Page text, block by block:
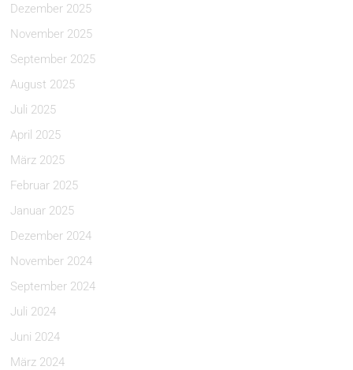
Dezember 2025
November 2025
September 2025
August 2025
Juli 2025
April 2025
März 2025
Februar 2025
Januar 2025
Dezember 2024
November 2024
September 2024
Juli 2024
Juni 2024
März 2024